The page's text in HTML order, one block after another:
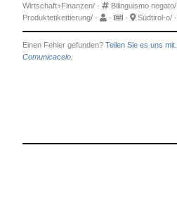
Wirtschaft+Finanzen/ · Bilinguismo negato/
Produktetikettierung/ · · · Südtirol-o/ ·
Einen Fehler gefunden? Teilen Sie es uns mit.
Comunicacelo.